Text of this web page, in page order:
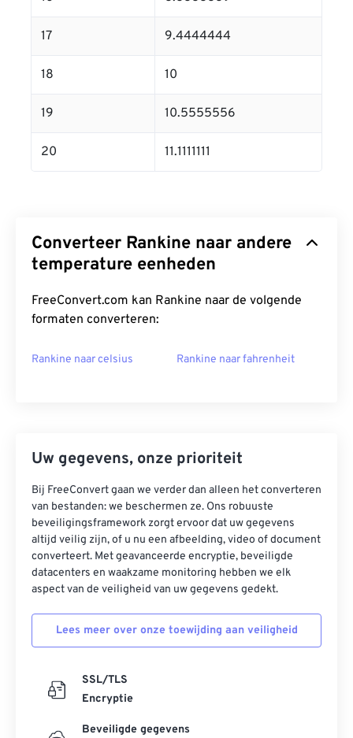
17 9.4444444
18 10
19 10.5555556
20 11.1111111
Converteer Rankine naar andere
temperature eenheden
FreeConvert.com kan Rankine naar de volgende
formaten converteren:
Rankine naar celsius Rankine naar fahrenheit
Uw gegevens, onze prioriteit
Bij FreeConvert gaan we verder dan alleen het converteren
van bestanden: we beschermen ze. Ons robuuste
beveiligingsframework zorgt ervoor dat uw gegevens
altijd veilig zijn, of u nu een afbeelding, video of document
converteert. Met geavanceerde encryptie, beveiligde
datacenters en waakzame monitoring hebben we elk
aspect van de veiligheid van uw gegevens gedekt.
Lees meer over onze toewijding aan veiligheid
SSL/TLS
Encryptie
Beveiligde gegevens